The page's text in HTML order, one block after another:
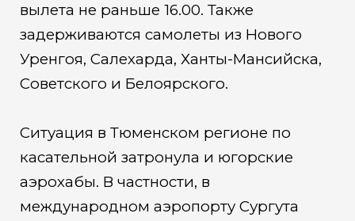
вылета не раньше 16.00. Также
задерживаются самолеты из Нового
Уренгоя, Салехарда, Ханты-Мансийска,
Советского и Белоярского.
Ситуация в Тюменском регионе по
касательной затронула и югорские
аэрохабы. В частности, в
международном аэропорту Сургута